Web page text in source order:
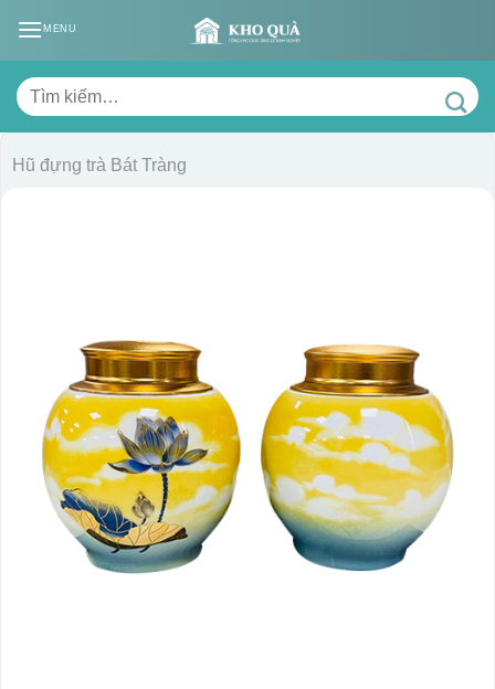
MENU
Tìm
kiếm:
Hũ đựng trà Bát Tràng